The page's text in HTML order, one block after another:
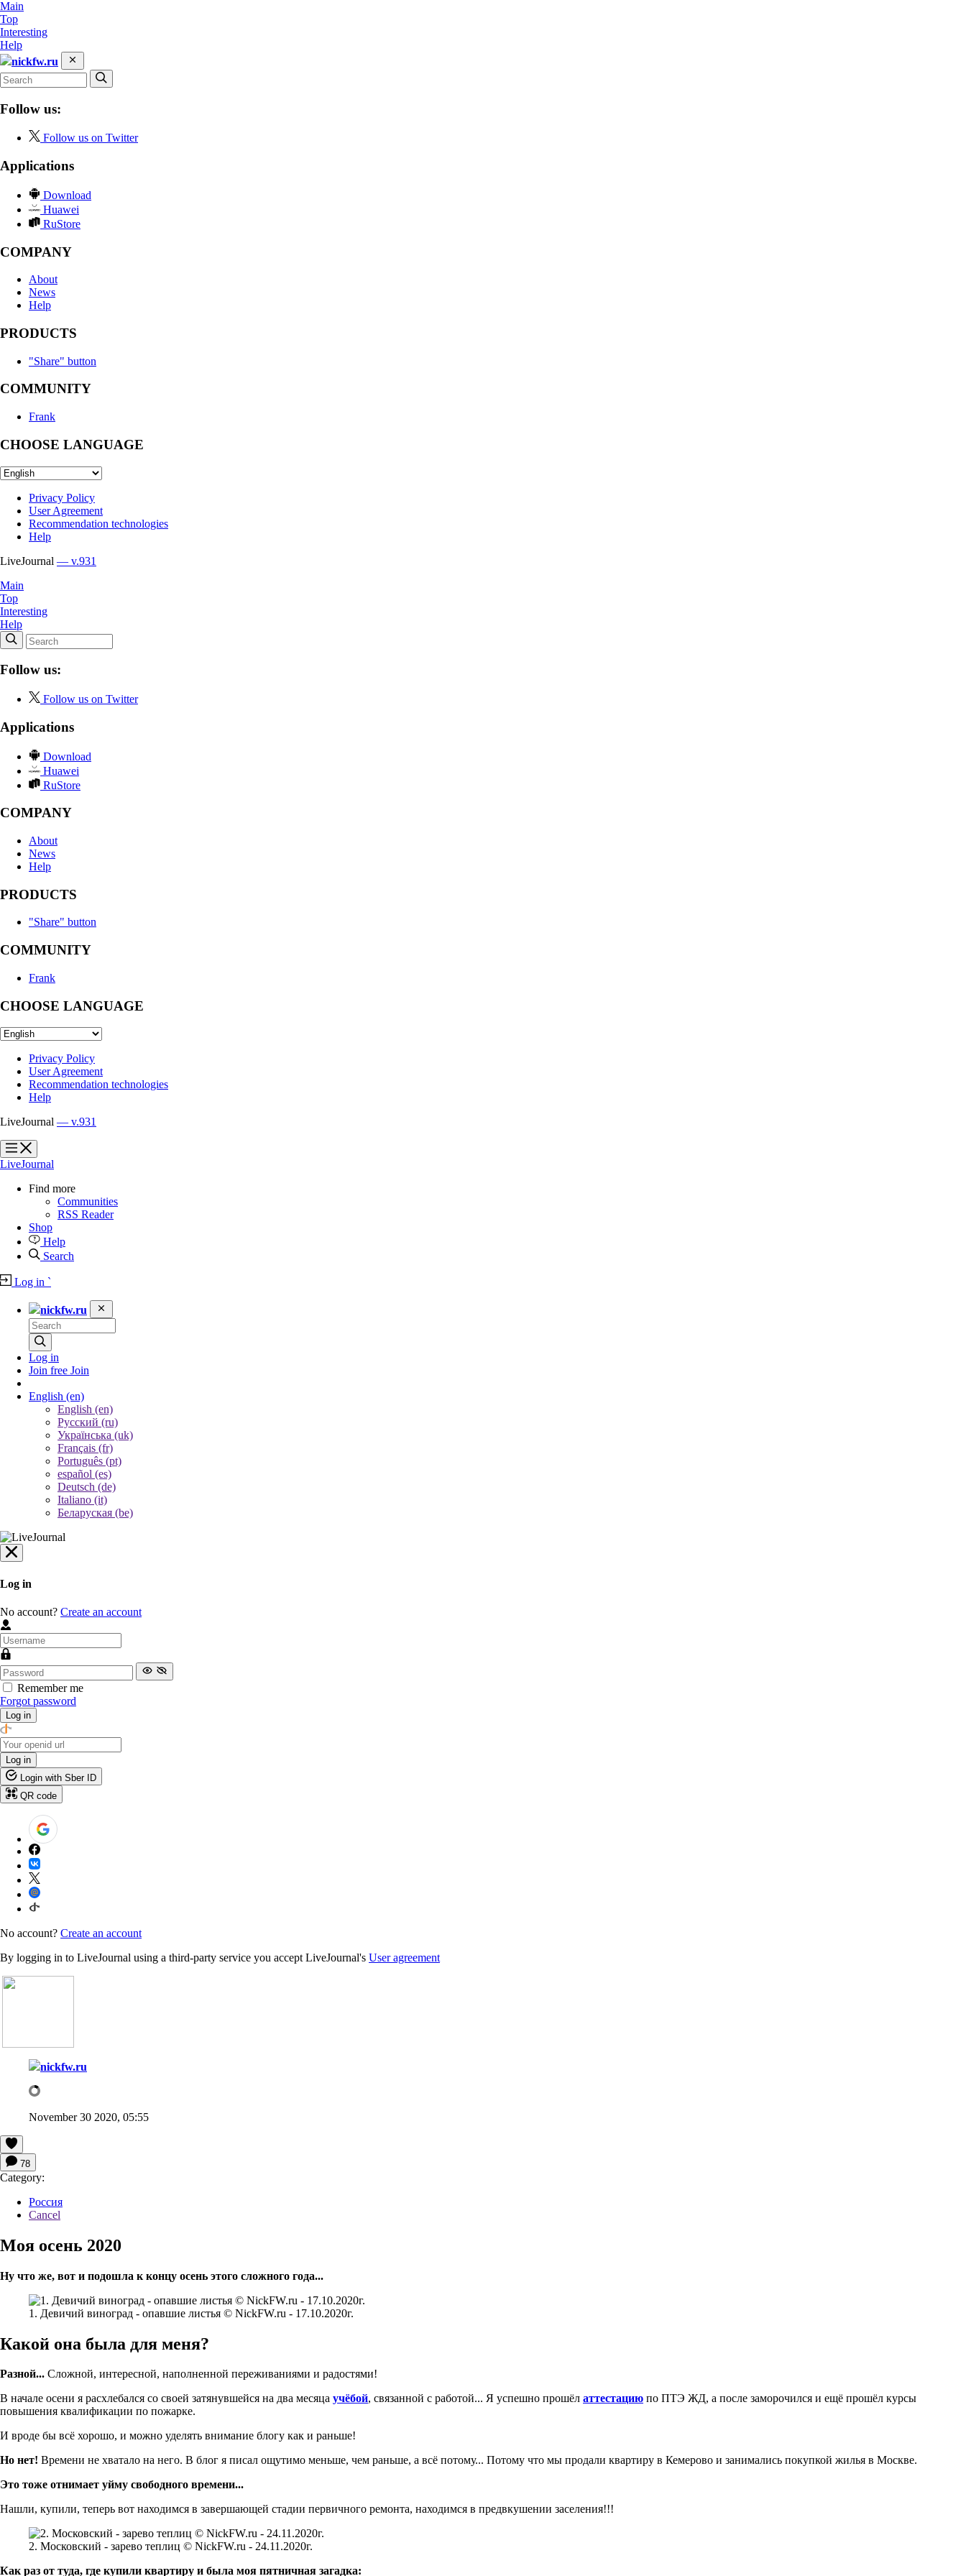
Main
Top
Interesting
Help
nickfw.ru
Follow us:
Follow us on Twitter
Applications
Download
Huawei
RuStore
COMPANY
About
News
Help
PRODUCTS
"Share" button
COMMUNITY
Frank
CHOOSE LANGUAGE
Privacy Policy
User Agreement
Recommendation technologies
Help
LiveJournal — v.931
Main
Top
Interesting
Help
Follow us:
Follow us on Twitter
Applications
Download
Huawei
RuStore
COMPANY
About
News
Help
PRODUCTS
"Share" button
COMMUNITY
Frank
CHOOSE LANGUAGE
Privacy Policy
User Agreement
Recommendation technologies
Help
LiveJournal — v.931
?
?
LiveJournal
Find more
Communities
RSS Reader
Shop
Help
Search
Log in `
nickfw.ru
Log in
Join free Join
English (en)
English (en)
Русский (ru)
Українська (uk)
Français (fr)
Português (pt)
español (es)
Deutsch (de)
Italiano (it)
Беларуская (be)
Log in
No account? Create an account
Remember me
Forgot password
Log in
Log in
Login with Sber ID
QR code
No account? Create an account
By logging in to LiveJournal using a third-party service you accept LiveJournal's User agreement
nickfw.ru
November 30 2020, 05:55
78
Category:
Россия
Cancel
Моя осень 2020
Ну что же, вот и подошла к концу осень этого сложного года...
1. Девичий виноград - опавшие листья © NickFW.ru - 17.10.2020г.
Какой она была для меня?
Разной... Сложной, интересной, наполненной переживаниями и радостями!
В начале осени я расхлебался со своей затянувшейся на два месяца учёбой, связанной с работой... Я успешно прошёл аттестацию по ПТЭ ЖД, а после заморочился и ещё прошёл курсы
повышения квалификации по пожарке.
И вроде бы всё хорошо, и можно уделять внимание блогу как и раньше!
Но нет! Времени не хватало на него. В блог я писал ощутимо меньше, чем раньше, а всё потому... Потому что мы продали квартиру в Кемерово и занимались покупкой жилья в Москве.
Это тоже отнимает уйму свободного времени...
Нашли, купили, теперь вот находимся в завершающей стадии первичного ремонта, находимся в предвкушении заселения!!!
2. Московский - зарево теплиц © NickFW.ru - 24.11.2020г.
Как раз от туда, где купили квартиру и была моя пятничная загадка: